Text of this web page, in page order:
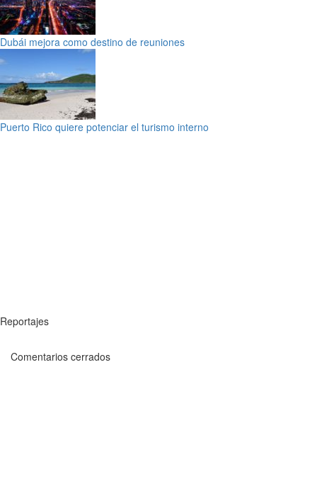
Dubái mejora como destino de reuniones
Puerto Rico quiere potenciar el turismo interno
Reportajes
Comentarios cerrados